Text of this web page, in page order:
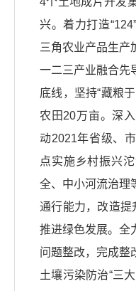
兴。着力打造
三角农业产品生产
一二三产业融合先
底线，坚持“藏粮
农田20万亩。深
动2021年省级、
点实施乡村振兴
全、中小河流治理
通行能力，改造提
推进绿色发展。全
问题整改，完成整
土壤污染防治“三